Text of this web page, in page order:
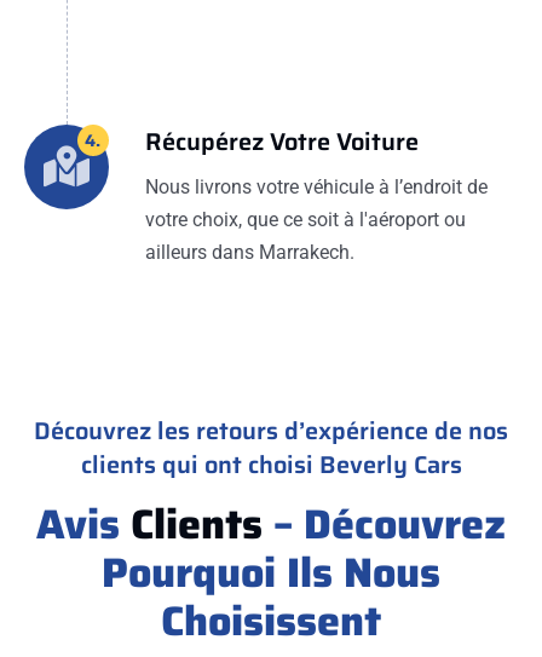
4. Récupérez Votre Voiture
Nous livrons votre véhicule à l’endroit de
votre choix, que ce soit à l'aéroport ou
ailleurs dans Marrakech.
Découvrez les retours d’expérience de nos
clients qui ont choisi Beverly Cars
Avis Clients – Découvrez
Pourquoi Ils Nous
Choisissent